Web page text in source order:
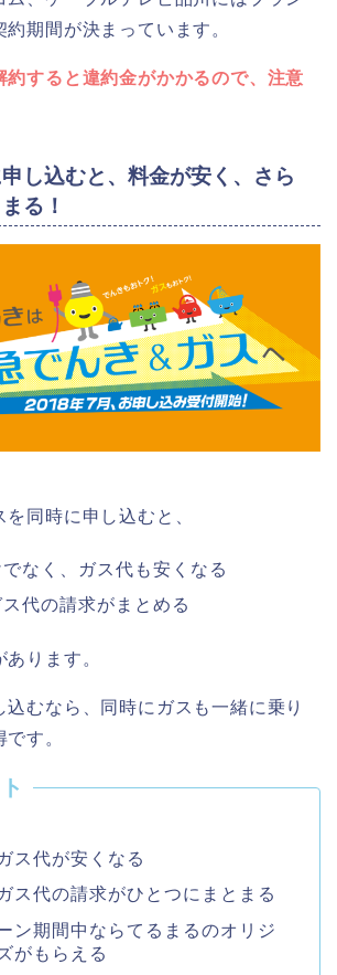
期間が決まっています。
約すると違約金がかかるので、注意
し込むと、料金が安く、さら
る！
同時に申し込むと、
なく、ガス代も安くなる
代の請求がまとめる
ります。
むなら、同時にガスも一緒に乗り
す。
ス代が安くなる
ス代の請求がひとつにまとまる
ン期間中ならてるまるのオリジ
がもらえる